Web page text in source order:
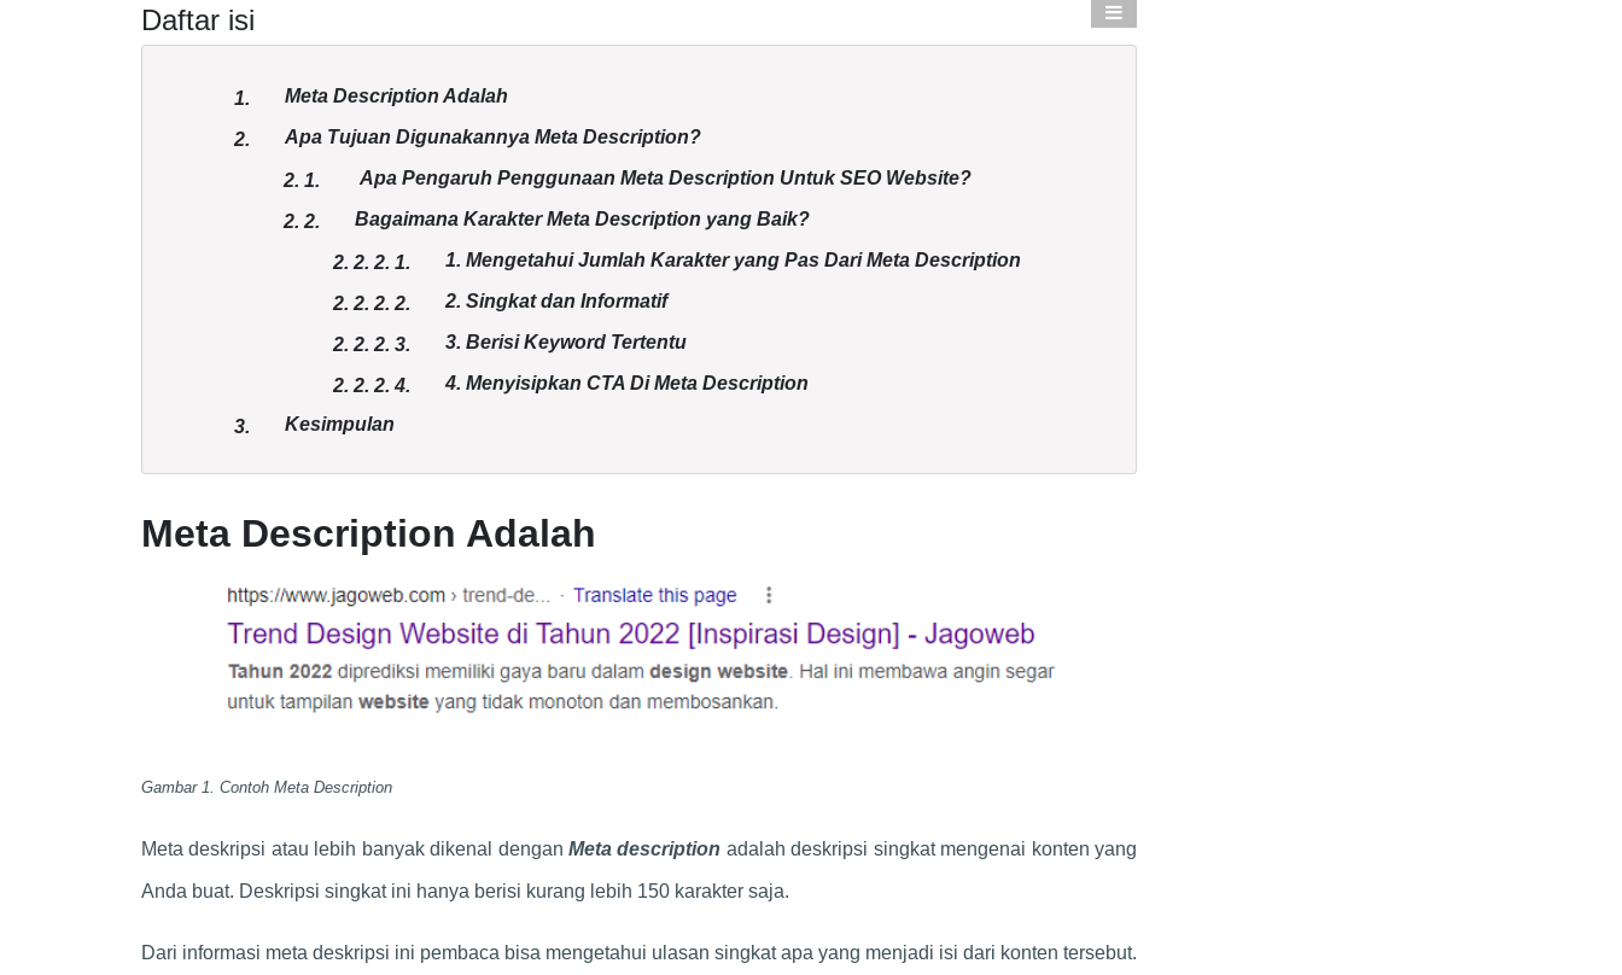
Daftar isi
1. Meta Description Adalah
2. Apa Tujuan Digunakannya Meta Description?
2. 1. Apa Pengaruh Penggunaan Meta Description Untuk SEO Website?
2. 2. Bagaimana Karakter Meta Description yang Baik?
2. 2. 2. 1. 1. Mengetahui Jumlah Karakter yang Pas Dari Meta Description
2. 2. 2. 2. 2. Singkat dan Informatif
2. 2. 2. 3. 3. Berisi Keyword Tertentu
2. 2. 2.4. 4. Menyisipkan CTA Di Meta Description
3. Kesimpulan
Meta Description Adalah
Gambar 1. Contoh Meta Description
Meta deskripsi atau lebih banyak dikenal dengan Meta description adalah deskripsi singkat mengenai konten yang
Anda buat. Deskripsi singkat ini hanya berisi kurang lebih 150 karakter saja.
Dari informasi meta deskripsi ini pembaca bisa mengetahui ulasan singkat apa yang menjadi isi dari konten tersebut.